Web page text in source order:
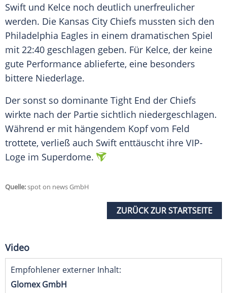
Swift und Kelce noch deutlich unerfreulicher
werden. Die Kansas City Chiefs mussten sich den
Philadelphia Eagles in einem dramatischen Spiel
mit 22:40 geschlagen geben. Für Kelce, der keine
gute Performance ablieferte, eine besonders
bittere Niederlage.
Der sonst so dominante Tight End der Chiefs
wirkte nach der Partie sichtlich niedergeschlagen.
Während er mit hängendem Kopf vom Feld
trottete, verließ auch Swift enttäuscht ihre VIP-
Loge im Superdome.
Quelle:spot on news GmbH
ZURÜCK ZUR STARTSEITE
Video
Empfohlener externer Inhalt:
Glomex GmbH